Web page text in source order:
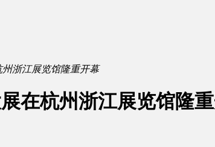
浙江展览馆隆重开幕
在杭州浙江展览馆隆